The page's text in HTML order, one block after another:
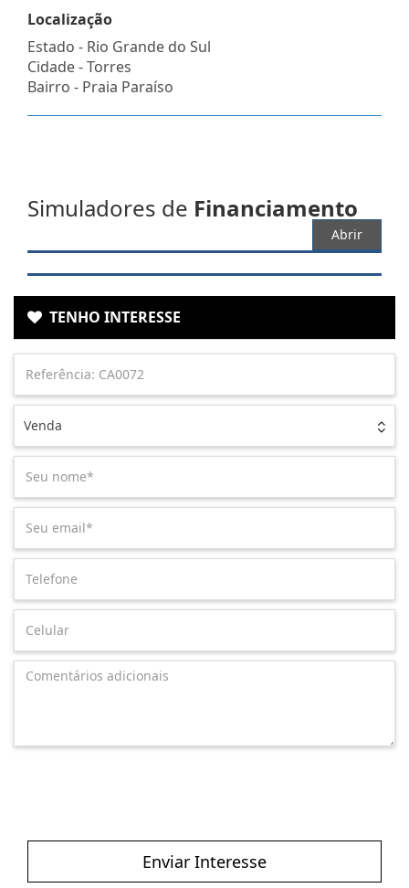
Localização
Estado - Rio Grande do Sul
Cidade -Torres
Bairro - Praia Paraíso
Simuladores de Financiamento
Abrir
TENHO INTERESSE
Venda
Enviar Interesse